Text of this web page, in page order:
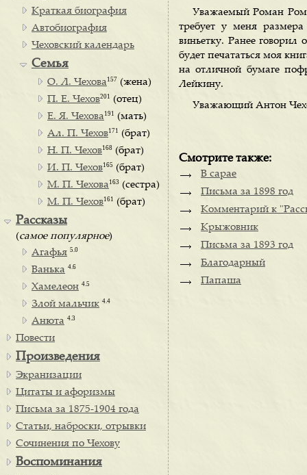
Уважаемый Роман
требует у меня
виньетку. Ранее
будет печататься моя
на отличной бумаге
Лейкину.
Уважающий Антон
Смотрите также:
В сарае
Письма за 1898 год
Комментарий к
Крыжовник
Письма за 1893 год
Благодарный
Папаша
Краткая биография
Автобиография
Чеховский календарь
Семья
О. Л. Чехова 157 (жена)
П. Е. Чехов201 (отец)
Е. Я. Чехова 191 (мать)
Ал. П. Чехов171 (брат)
Н. П. Чехов168 (брат)
И. П. Чехов165 (брат)
М. П. Чехова 163 (сестра)
М. П. Чехов161 (брат)
Рассказы
(самое популярное)
Агафья 5.0
Ванька 4.6
Хамелеон 4.5
Злой мальчик 4.4
Анюта 4.3
Повести
Произведения
Экранизации
Цитаты и афоризмы
Письма за 1875-1904 года
Статьи, наброски, отрывки
Сочинения по Чехову
Воспоминания